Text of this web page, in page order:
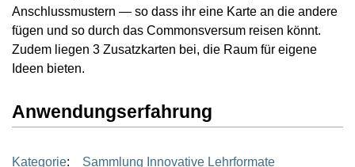
Anschlussmustern — so dass ihr eine Karte an die andere
fügen und so durch das Commonsversum reisen könnt.
Zudem liegen 3 Zusatzkarten bei, die Raum für eigene
Ideen bieten.
Anwendungserfahrung
Kategorie: Sammlung Innovative Lehrformate